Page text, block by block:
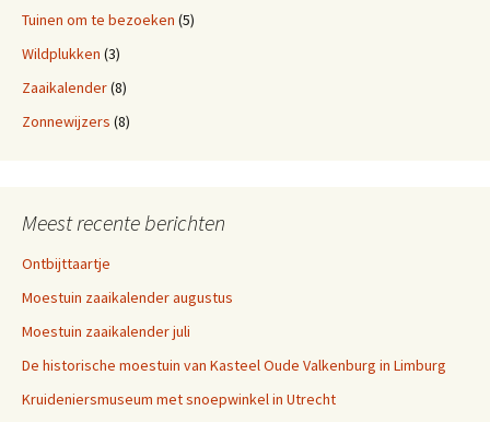
Tuinen om te bezoeken (5)
Wildplukken (3)
Zaaikalender(8)
Zonnewijzers (8)
Meest recente berichten
Ontbijttaartje
Moestuin zaaikalender augustus
Moestuin zaaikalender juli
De historische moestuin van Kasteel Oude Valkenburg in Limburg
Kruideniersmuseum met snoepwinkel in Utrecht